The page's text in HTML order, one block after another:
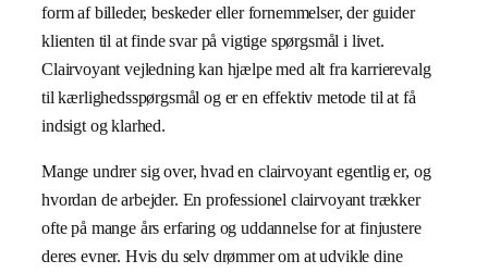
form af billeder, beskeder eller fornemmelser, der guider
klienten til at finde svar på vigtige spørgsmål i livet.
Clairvoyant vejledning kan hjælpe med alt fra karrierevalg
til kærlighedsspørgsmål og er en effektiv metode til at få
indsigt og klarhed.
Mange undrer sig over, hvad en clairvoyant egentlig er, og
hvordan de arbejder. En professionel clairvoyant trækker
ofte på mange års erfaring og uddannelse for at finjustere
deres evner. Hvis du selv drømmer om at udvikle dine